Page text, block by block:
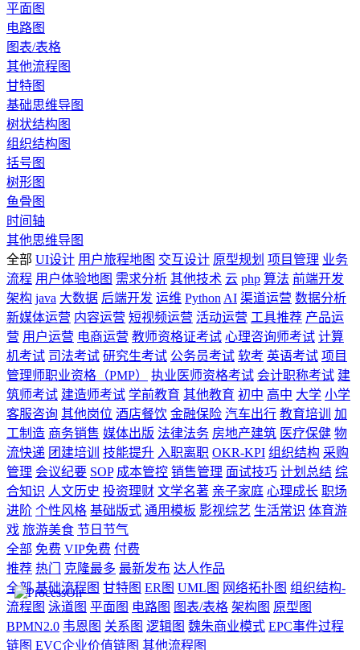
平面图
电路图
图表/表格
其他流程图
甘特图
基础思维导图
树状结构图
组织结构图
括号图
树形图
鱼骨图
时间轴
其他思维导图
全部 UI设计 用户旅程地图 交互设计 原型规划 项目管理 业务
流程 用户体验地图 需求分析 其他技术 云 php 算法 前端开发
架构 java 大数据 后端开发 运维 Python AI 渠道运营 数据分析
新媒体运营 内容运营 短视频运营 活动运营 工具推荐 产品运
营 用户运营 电商运营 教师资格证考试 心理咨询师考试 计算
机考试 司法考试 研究生考试 公务员考试 软考 英语考试 项目
管理师职业资格（PMP）
执业医师资格考试 会计职称考试 建
筑师考试 建造师考试 学前教育 其他教育 初中 高中 大学 小学
客服咨询 其他岗位 酒店餐饮 金融保险 汽车出行 教育培训
加
工制造 商务销售 媒体出版 法律法务 房地产建筑 医疗保健 物
流快递 团建培训 技能提升 入职离职 OKR-KPI 组织结构 采购
管理 会议纪要 SOP 成本管控 销售管理 面试技巧 计划总结 综
合知识 人文历史 投资理财 文学名著 亲子家庭 心理成长 职场
进阶 个性风格 基础版式 通用模板 影视综艺 生活常识 体育游
戏 旅游美食 节日节气
全部 免费 VIP免费 付费
推荐 热门 克隆最多 最新发布 达人作品
全部 基础流程图 甘特图 ER图 UML图 网络拓扑图 组织结构-
流程图 泳道图 平面图 电路图 图表/表格 架构图 原型图
BPMN2.0 韦恩图 关系图 逻辑图 魏朱商业模式 EPC事件过程
链图 EVC企业价值链图 其他流程图